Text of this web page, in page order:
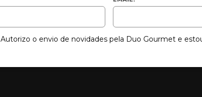
Autorizo o envio de novidades pela Duo Gourmet e